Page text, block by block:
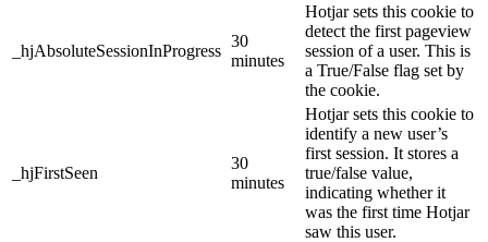
_hjAbsoluteSessionInProgress
30
minutes
Hotjar sets this cookie to
detect the first pageview
session of a user. This is
a True/False flag set by
the cookie.
_hjFirstSeen
30
minutes
Hotjar sets this cookie to
identify a new user’s
first session. It stores a
true/false value,
indicating whether it
was the first time Hotjar
saw this user.